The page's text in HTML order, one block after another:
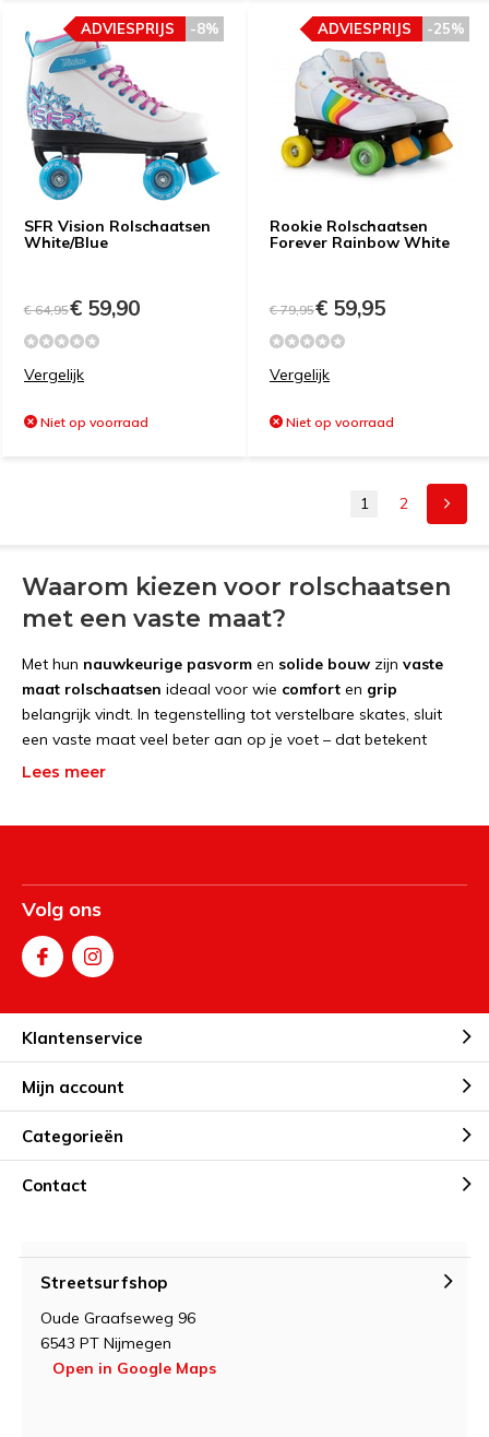
SFR Vision Rolschaatsen
White/Blue
-8%
ADVIESPRIJS
€ 64,95€ 59,90
Vergelijk
Niet op voorraad
Rookie Rolschaatsen
Forever Rainbow White
-25%
ADVIESPRIJS
€ 79,95€ 59,95
Vergelijk
Niet op voorraad
1 2
Waarom kiezen voor rolschaatsen
met een vaste maat?
Met hun nauwkeurige pasvorm en solide bouw zijn vaste
maat rolschaatsen ideaal voor wie comfort en grip
belangrijk vindt. In tegenstelling tot verstelbare skates, sluit
een vaste maat veel beter aan op je voet – dat betekent
meer controle, minder wrijving en direct meer skateplezier
gewoon:aantrekken en rollen maar.
Voordelen van rolschaatsen met
vaste maten:
Betere pasvormen voetondersteuning
Meer stabiliteit
Hogere duurzaamheid– minder bewegende
onderdelen
Professionelere uitstralingvoor serieuze skaters
schoenmaat
Bekijk hieronder onze collectie en kies het model dat bij jouw
stijl past.
Zoek je skates die met je kind meegroeien? Bekijk dan onze
Lees meer
Volg ons
Klantenservice
Mijn account
Categorieën
Contact
Streetsurfshop
Oude Graafseweg 96
6543 PT Nijmegen
Open in Google Maps